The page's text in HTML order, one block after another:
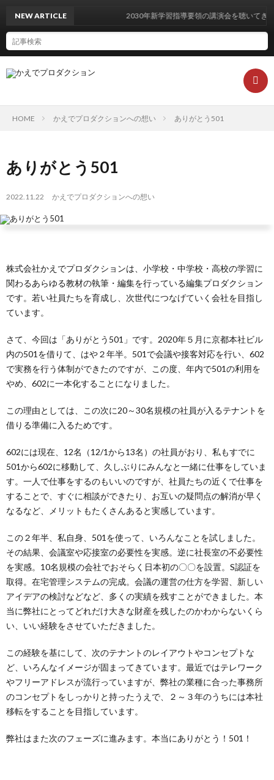
グ
NEW ARTICLE 2030年新学習指導要領の講演会を聴いてきまし
HOME かえでプロダクションへの想い ありがとう501
ありがとう501
2022.11.22 かえでプロダクションへの想い
株式会社かえでプロダクションは、小学校・中学校・高校の学習に
関わるあらゆる教材の執筆・編集を行っている編集プロダクション
です。若い社員たちを育成し、次世代につなげていく会社を目指し
ています。
さて、今回は「ありがとう501」です。2020年５月に京都本社ビル
内の501を借りて、はや２年半。501で会議や接客対応を行い、602
で実務を行う体制ができたのですが、この度、年内で501の利用を
やめ、602に一本化することになりました。
この理由としては、この次に20～30名規模の社員が入るテナントを
借りる準備に入るためです。
602には現在、12名（12/1から13名）の社員がおり、私もすでに
501から602に移動して、久しぶりにみんなと一緒に仕事をしていま
す。一人で仕事をするのもいいのですが、社員たちの近くで仕事を
することで、すぐに相談ができたり、お互いの疑問点の解消が早く
なるなど、メリットもたくさんあると実感しています。
この２年半、私自身、501を使って、いろんなことを試しました。
その結果、会議室や応接室の必要性を実感。逆に社長室の不必要性
を実感。10名規模の会社でおそらく日本初の〇〇を設置。S認証を
取得。在宅管理システムの完成。会議の運営の仕方を学習、新しい
アイデアの検討などなど、多くの実績を残すことができました。本
当に弊社にとってどれだけ大きな財産を残したのかわからないくら
い、いい経験をさせていただきました。
この経験を基にして、次のテナントのレイアウトやコンセプトな
ど、いろんなイメージが固まってきています。最近ではテレワーク
やフリーアドレスが流行っていますが、弊社の業種に合った事務所
のコンセプトをしっかりと持ったうえで、２～３年のうちには本社
移転をすることを目指しています。
弊社はまた次のフェーズに進みます。本当にありがとう！501！